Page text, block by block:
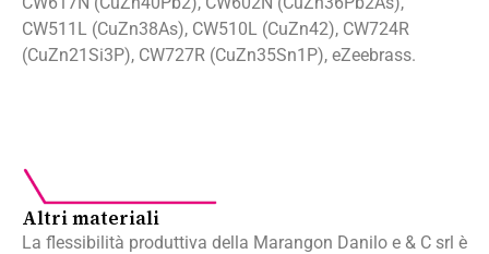
CW511L (CuZn38As), CW510L (CuZn42), CW724R
(CuZn21Si3P), CW727R (CuZn35Sn1P), eZeebrass.
Altri materiali
La flessibilità produttiva della Marangon Danilo e & C srl è